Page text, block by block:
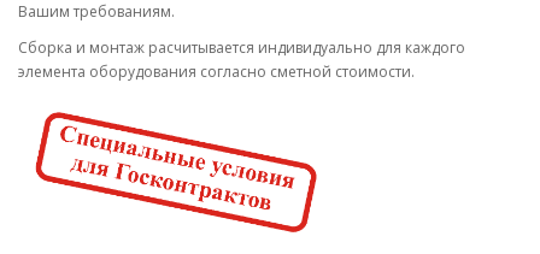
Вашим требованиям.
Cборка и монтаж расчитывается индивидуально для каждого
элемента оборудования согласно сметной стоимости.